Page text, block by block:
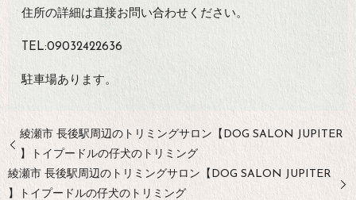
住所の詳細は直接お問い合わせください。
TEL:09032422636
駐車場あります。
綾瀬市 長後駅周辺のトリミングサロン【DOG SALON JUPITER
】トイプードルの仔犬のトリミング
綾瀬市 長後駅周辺のトリミングサロン【DOG SALON JUPITER
】トイプードルの仔犬のトリミング